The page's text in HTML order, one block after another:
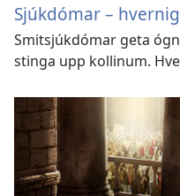
Sjúkdómar –
Smitsjúkdómar geta
stinga upp kollinum.